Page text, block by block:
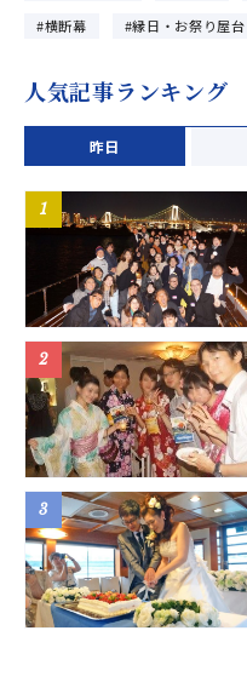
横断幕
縁日・お祭り屋台
人気記事ランキング
昨日